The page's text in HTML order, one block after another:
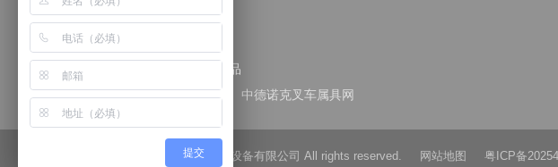
推拉器
更多产品
友情链接：诺克品牌官方网站 中德诺克叉车属具网
Copyright © 佛山市中德诺克搬运设备有限公司 All rights reserved. 网站地图 粤ICP备
提交